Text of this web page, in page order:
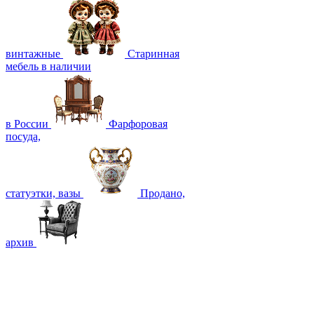
винтажные
Старинная
мебель в наличии
в России
Фарфоровая
посуда,
статуэтки, вазы Продано,
архив